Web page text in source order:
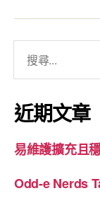
鍵
字
近期文章
易維護擴充且
Odd-e Nerds